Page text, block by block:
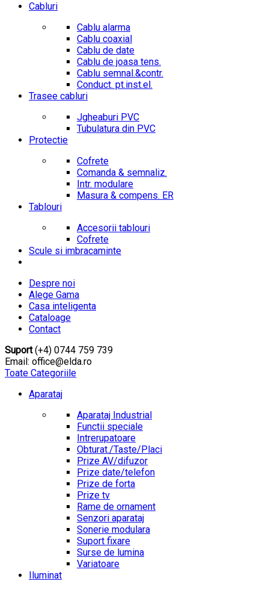
Cabluri
Cablu alarma
Cablu coaxial
Cablu de date
Cablu de joasa tens.
Cablu semnal.&contr.
Conduct. pt.inst.el.
Trasee cabluri
Jgheaburi PVC
Tubulatura din PVC
Protectie
Cofrete
Comanda & semnaliz.
Intr. modulare
Masura & compens. ER
Tablouri
Accesorii tablouri
Cofrete
Scule si imbracaminte
Despre noi
Alege Gama
Casa inteligenta
Cataloage
Contact
Suport(+4) 0744 759 739
Email: office@elda.ro
Toate Categoriile
Aparataj
Aparataj Industrial
Functii speciale
Intrerupatoare
Obturat./Taste/Placi
Prize AV/difuzor
Prize date/telefon
Prize de forta
Prize tv
Rame de ornament
Senzori aparataj
Sonerie modulara
Suport fixare
Surse de lumina
Variatoare
Iluminat